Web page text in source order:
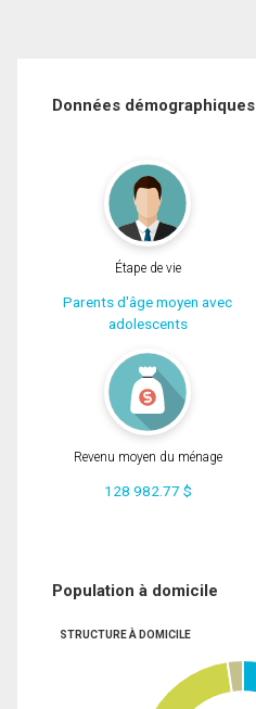
Données démographiques
Étape de vie
Parents d'âge moyen avec
adolescents
Revenu moyen du ménage
128 982.77 $
Population à domicile
STRUCTURE À DOMICILE